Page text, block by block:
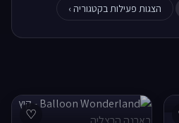
הצגות פעילות בקטגוריה ›
♡